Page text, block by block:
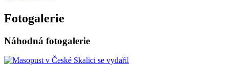
Fotogalerie
Náhodná fotogalerie